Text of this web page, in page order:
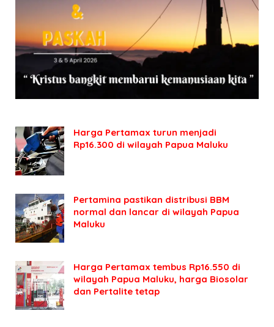
Harga Pertamax turun menjadi
Rp16.300 di wilayah Papua Maluku
Pertamina pastikan distribusi BBM
normal dan lancar di wilayah Papua
Maluku
Harga Pertamax tembus Rp16.550 di
wilayah Papua Maluku, harga Biosolar
dan Pertalite tetap